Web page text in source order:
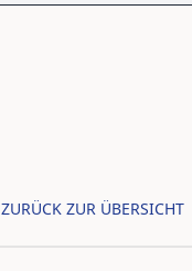
ZURÜCK ZUR ÜBERSICHT